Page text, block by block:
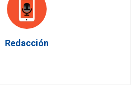
Redacción